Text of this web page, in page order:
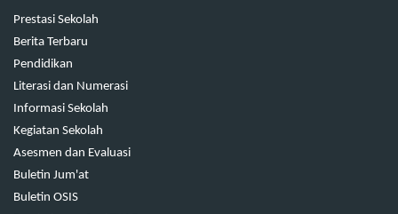
Prestasi Sekolah
Berita Terbaru
Pendidikan
Literasi dan Numerasi
Informasi Sekolah
Kegiatan Sekolah
Asesmen dan Evaluasi
Buletin Jum'at
Buletin OSIS